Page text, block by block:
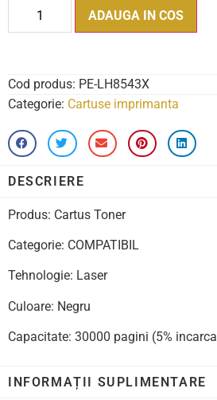
ADAUGA IN COS
Cod produs: PE-LH8543X
Categorie: Cartuse imprimanta
DESCRIERE
Produs: Cartus Toner
Categorie: COMPATIBIL
Tehnologie: Laser
Culoare: Negru
Capacitate: 30000 pagini (5%
INFORMAȚII SUPLIMENTARE